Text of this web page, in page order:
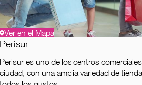
Ver en el Mapa
Perisur
Perisur es uno de los centros
ciudad, con una amplia variedad de